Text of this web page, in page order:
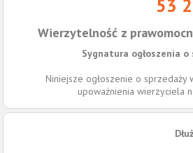
53
Wierzytelność z
Sygnatura ogłoszenia
Niniejsze ogłoszenie o
upoważnienia wierzyciela